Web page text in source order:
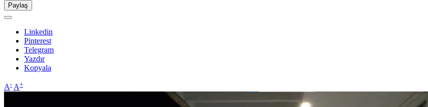
Paylaş
Linkedin
Pinterest
Telegram
Yazdır
Kopyala
A- A+